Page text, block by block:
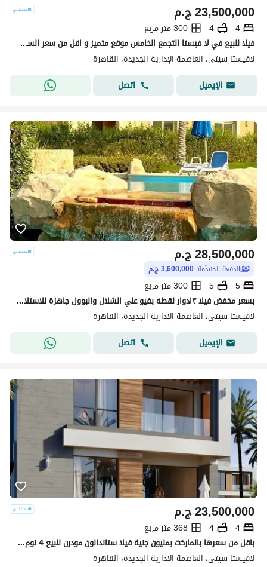
ج.م23,500,000
4
4
300 متر مربع
فيلا للبيع في لا فيستا التجمع الخامس موقع متميز و اقل من سعر السوق Lavista city
لافيستا سيتى، العاصمة الإدارية الجديدة، القاهرة
الإيميل
اتصل
ج.م28,500,000
الدفعة المقدّمة: 3,600,000 ج.م
5
5
300 متر مربع
بسعر مخفض فيلا ٣ادوار لقطه بفيو علي الشلال والبوول جاهزة للاستلام والسكن متشطبة بالكامل في اميز لوكيشن ، التجمع بالقرب من هايد بارك و ميفيدا و شارع التسعين و AUC
لافيستا سيتى، العاصمة الإدارية الجديدة، القاهرة
الإيميل
اتصل
ج.م23,500,000
4
4
368 متر مربع
باقل من سعرها بالماركت بمليون جنية فيلا ستاندالون مودرن للبيع 4 نوم برايم لوكيشن 368م في كومبند لافيستا سيتي العاصمة الادارية الجديدة القاهرة الجديدة
لافيستا سيتى، العاصمة الإدارية الجديدة، القاهرة